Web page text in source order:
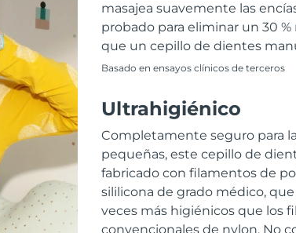
masajea suavemente las
probado para eliminar un 30 %
que un cepillo de dientes
Basado en ensayos clínicos de terceros
Ultrahigiénico
Completamente seguro para
pequeñas, este cepillo de
fabricado con filamentos de
sililicona de grado médico,
veces más higiénicos que los
convencionales de nylon. No